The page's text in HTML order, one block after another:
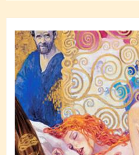
masturbazione_lei.jpg